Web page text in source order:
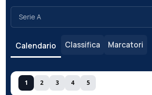
Calendario Classifica Marcatori
1 2 3 4 5